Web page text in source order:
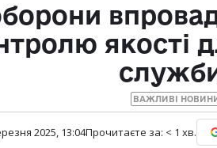
якості
ВАЖЛИВІ
2025, 13:04Прочитаєте за: < 1 хв.